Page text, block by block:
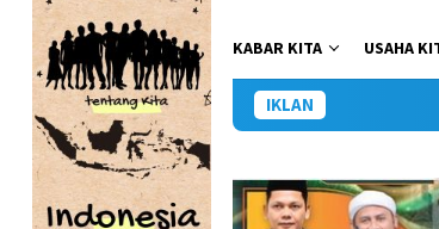
KABAR KITA USAHA
IKLAN